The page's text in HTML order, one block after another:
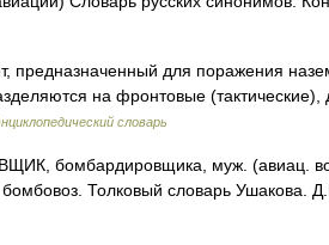
предназначенный для поражения
на фронтовые (тактические),
словарь
бомбардировщика, муж. (авиац.
Толковый словарь Ушакова.